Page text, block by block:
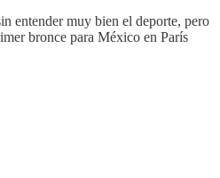
entender muy bien el deporte, pero
bronce para México en París